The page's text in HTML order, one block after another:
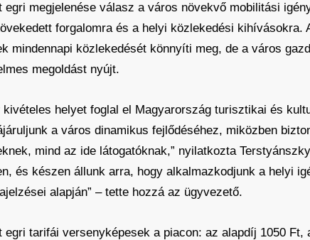
egri megjelenése válasz a város növekvő mobilitási
forgalomra és a helyi közlekedési
mindennapi közlekedését könnyíti meg, de a város
megoldást nyújt.
kivételes helyet foglal el Magyarország turisztikai és
a város dinamikus fejlődéséhez, miközben
mind az ide látogatóknak,” nyilatkozta
és készen állunk arra, hogy alkalmazkodjunk a helyi
alapján” – tette hozzá az ügyvezető.
egri tarifái versenyképesek a piacon: az alapdíj 1050